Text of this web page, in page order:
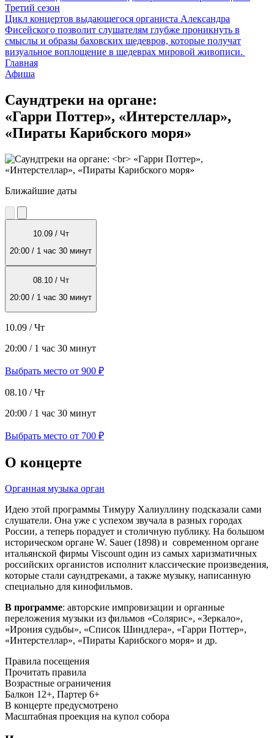
Третий сезон
Цикл концертов выдающегося органиста Александра
Фисейского позволит слушателям глубже проникнуть в
смыслы и образы баховских шедевров, которые получат
визуальное воплощение в шедеврах мировой живописи.
Главная
Афиша
Саундтреки на органе:
«Гарри Поттер», «Интерстеллар»,
«Пираты Карибского моря»
Ближайшие даты
10.09 / Чт
20:00 / 1 час 30 минут
08.10 / Чт
20:00 / 1 час 30 минут
10.09 / Чт
20:00 / 1 час 30 минут
Выбрать место от 900 ₽
08.10 / Чт
20:00 / 1 час 30 минут
Выбрать место от 700 ₽
О концерте
Органная музыка орган
Идею этой программы Тимуру Халиуллину подсказали сами
слушатели. Она уже с успехом звучала в разных городах
России, а теперь порадует и столичную публику. На большом
историческом органе W. Sauer (1898) и современном органе
итальянской фирмы Viscount один из самых харизматичных
российских органистов исполнит классические произведения,
которые стали саундтреками, а также музыку, написанную
специально для кинофильмов.
В программе: авторские импровизации и органные
переложения музыки из фильмов «Солярис», «Зеркало»,
«Ирония судьбы», «Список Шиндлера», «Гарри Поттер»,
«Интерстеллар», «Пираты Карибского моря» и др.
Правила посещения
Прочитать правила
Возрастные ограничения
Балкон 12+, Партер 6+
В концерте предусмотрено
Масштабная проекция на купол собора